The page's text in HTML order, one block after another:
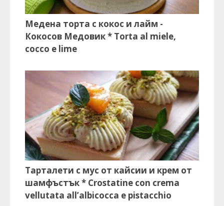
Медена торта с кокос и лайм -
Кокосов Медовик * Torta al miele,
cocco e lime
Тарталети с мус от кайсии и крем от
шамфъстък * Crostatine con crema
vellutata all’albicocca e pistacchio